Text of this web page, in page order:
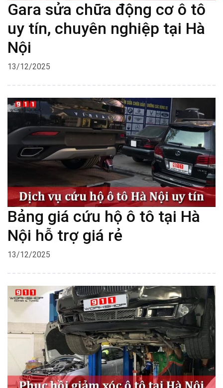
Gara sửa chữa động cơ ô tô
uy tín, chuyên nghiệp tại Hà
Nội
13/12/2025
Bảng giá cứu hộ ô tô tại Hà
Nội hỗ trợ giá rẻ
13/12/2025